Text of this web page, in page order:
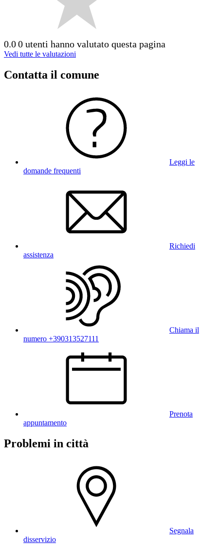
0.00 utenti hanno valutato questa pagina
Vedi tutte le valutazioni
Contatta il comune
Leggi le
domande frequenti
Richiedi
assistenza
Chiama il
numero +390313527111
Prenota
appuntamento
Problemi in città
Segnala
disservizio